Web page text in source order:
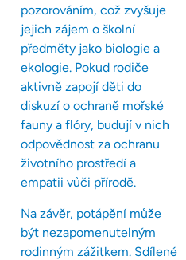
pozorováním, což zvyšuje
jejich zájem o školní
předměty jako biologie a
ekologie. Pokud rodiče
aktivně zapojí děti do
diskuzí o ochraně mořské
fauny a flóry, budují v nich
odpovědnost za ochranu
životního prostředí a
empatii vůči přírodě.
Na závěr, potápění může
být nezapomenutelným
rodinným zážitkem. Sdílené